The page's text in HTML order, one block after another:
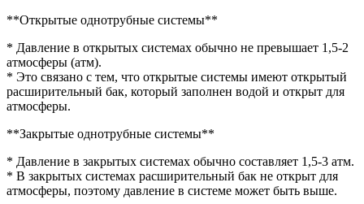
**Открытые однотрубные системы**
* Давление в открытых системах обычно не превышает 1,5-2
атмосферы (атм).
* Это связано с тем, что открытые системы имеют открытый
расширительный бак, который заполнен водой и открыт для
атмосферы.
**Закрытые однотрубные системы**
* Давление в закрытых системах обычно составляет 1,5-3 атм.
* В закрытых системах расширительный бак не открыт для
атмосферы, поэтому давление в системе может быть выше.